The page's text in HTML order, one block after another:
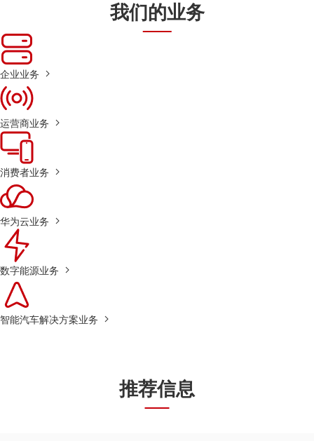
我们的业务
企业业务
运营商业务
消费者业务
华为云业务
数字能源业务
智能汽车解决方案业务
推荐信息